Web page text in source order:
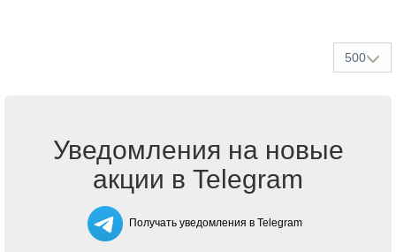
500
Уведомления на новые
акции в Telegram
Получать уведомления в Telegram